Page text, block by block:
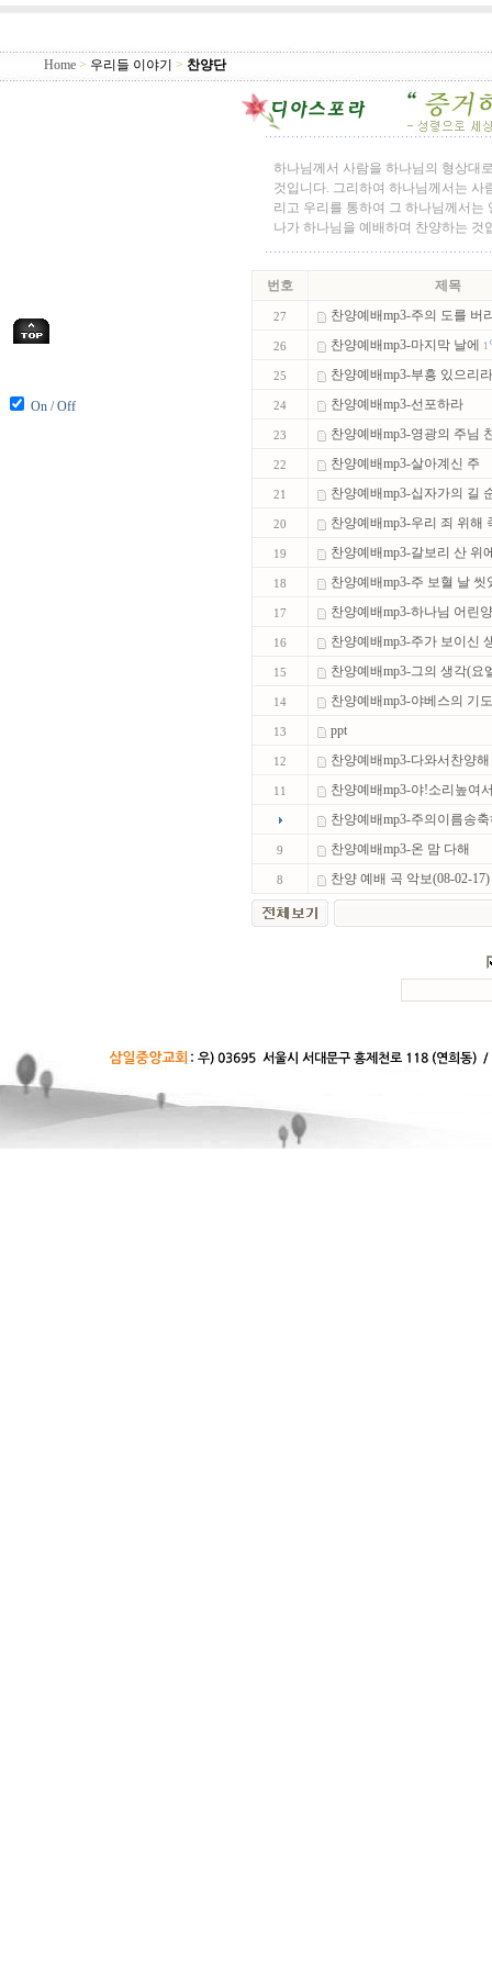
On / Off
Home > 우리들 이야기 > 찬양단
하나님께서 사람을 하나님의 형상대
것입니다. 그리하여 하나님께서는 사
리고 우리를 통하여 그 하나님께서는
나가 하나님을 예배하며 찬양하는 것
번호 제목
27 찬양예배mp3-주의 도를 버
26 찬양예배mp3-마지막 날에 1
25 찬양예배mp3-부흥 있으리
24 찬양예배mp3-선포하라
23 찬양예배mp3-영광의 주님
22 찬양예배mp3-살아계신 주
21 찬양예배mp3-십자가의 길
20 찬양예배mp3-우리 죄 위해
19 찬양예배mp3-갈보리 산 위
18 찬양예배mp3-주 보혈 날 씻
17 찬양예배mp3-하나님 어린
16 찬양예배mp3-주가 보이신
15 찬양예배mp3-그의 생각(요
14 찬양예배mp3-야베스의 기
13 ppt
12 찬양예배mp3-다와서찬양해
11
찬양예배mp3-야!소리높여
찬양예배mp3-주의이름송
9 찬양예배mp3-온 맘 다해
8 찬양 예배 곡 악보(08-02-17)